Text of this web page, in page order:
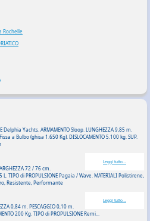
Rochelle
Delphia Yachts. ARMAMENTO Sloop. LUNGHEZZA 9,85 m.
a Bulbo (ghisa 1.650 Kg). DISLOCAMENTO 5.100 kg. SUP.
Leggi tutto...
72 / 76 cm.
TIPO di PROPULSIONE Pagaia / Wave. MATERIALI Polistirene,
Resistente, Performante
Leggi tutto...
0,84 m. PESCAGGIO 0,10 m.
200 Kg. TIPO di PROPULSIONE Remi...